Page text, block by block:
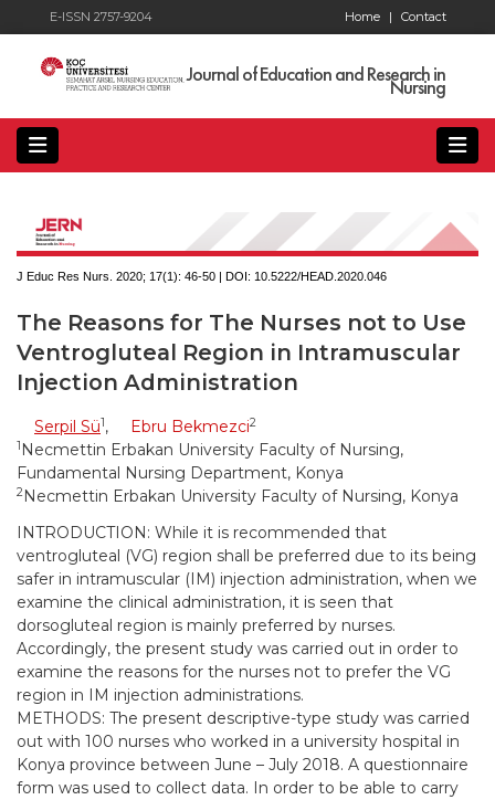
E-ISSN 2757-9204 Contact
Home |
Journal of Education and Research in
Nursing
J Educ Res Nurs. 2020; 17(1): 46-50 | DOI: 10.5222/HEAD.2020.046
The Reasons for The Nurses not to Use
Ventrogluteal Region in Intramuscular
Injection Administration
Serpil Sü1, Ebru Bekmezci2
1 Necmettin Erbakan University Faculty of Nursing,
Fundamental Nursing Department, Konya
2Necmettin Erbakan University Faculty of Nursing, Konya
INTRODUCTION: While it is recommended that
ventrogluteal (VG) region shall be preferred due to its being
safer in intramuscular (IM) injection administration, when we
examine the clinical administration, it is seen that
dorsogluteal region is mainly preferred by nurses.
Accordingly, the present study was carried out in order to
examine the reasons for the nurses not to prefer the VG
region in IM injection administrations.
METHODS: The present descriptive-type study was carried
out with 100 nurses who worked in a university hospital in
Konya province between June – July 2018. A questionnaire
form was used to collect data. In order to be able to carry